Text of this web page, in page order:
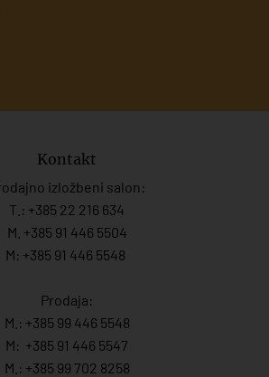
Kontakt
izložbeni salon:
T.: +385 22 216 634
M. +385 91 446 5504
M: +385 91 446 5548
Prodaja:
M.: +385 99 446 5548
M: +385 91 446 5547
M.: +385 99 702 8258